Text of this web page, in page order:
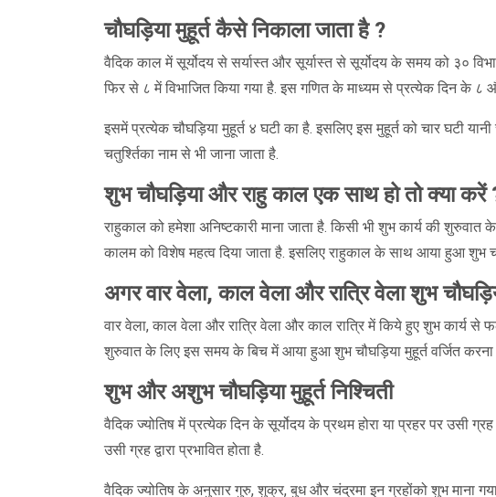
चौघड़िया मुहूर्त कैसे निकाला जाता है ?
वैदिक काल में सूर्योदय से सर्यास्त और सूर्यास्त से सूर्योदय के समय को ३०
फिर से ८ में विभाजित किया गया है. इस गणित के माध्यम से प्रत्येक दिन के ८
इसमें प्रत्येक चौघड़िया मुहूर्त ४ घटी का है. इसलिए इस मुहूर्त को चार घटी
चतुर्श्तिका नाम से भी जाना जाता है.
शुभ चौघड़िया और राहु काल एक साथ हो तो क्या करें
राहुकाल को हमेशा अनिष्टकारी माना जाता है. किसी भी शुभ कार्य की शुरुवात के
कालम को विशेष महत्व दिया जाता है. इसलिए राहुकाल के साथ आया हुआ शुभ
अगर वार वेला, काल वेला और रात्रि वेला शुभ
वार वेला, काल वेला और रात्रि वेला और काल रात्रि में किये हुए शुभ कार्य से
शुरुवात के लिए इस समय के बिच में आया हुआ शुभ चौघड़िया मुहूर्त वर्जित करना
शुभ और अशुभ चौघड़िया मुहूर्त निश्चिती
वैदिक ज्योतिष में प्रत्येक दिन के सूर्योदय के प्रथम होरा या प्रहर पर उसी
उसी ग्रह द्वारा प्रभावित होता है.
वैदिक ज्योतिष के अनुसार गुरु, शुक्र, बुध और चंद्रमा इन ग्रहोंको शुभ माना